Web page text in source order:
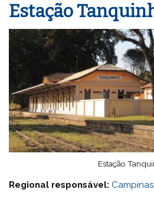
Estação
Estação
Regional responsável: Campinas